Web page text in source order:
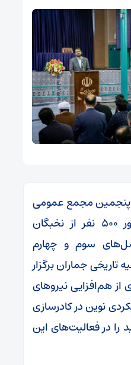
پنجمین مجمع عمومی
تشکل جماران، با حضور ۵۰۰ نفر از نخبگان
سوم و چهارم
تاریخی جماران برگزار
از هم‌افزایی نیروهای
نوین در کادرسازی
را در فعالیت‌های این